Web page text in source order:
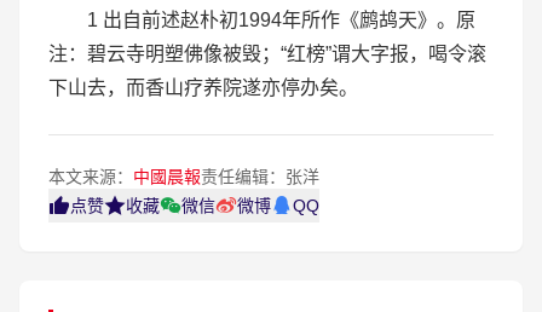
1 出自前述赵朴初1994年所作《鹧鸪天》。原
注：碧云寺明塑佛像被毁；“红榜”谓大字报，喝令滚
下山去，而香山疗养院遂亦停办矣。
本文来源： 中國晨報责任编辑：张洋
点赞
收藏 微信 微博 QQ